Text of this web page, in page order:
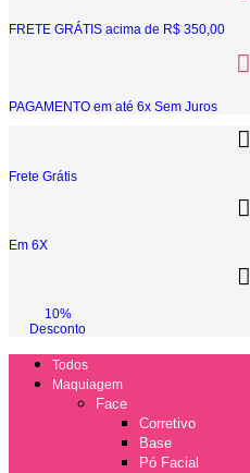
FRETE GRÁTIS acima de R$ 350,00
PAGAMENTO em até 6x Sem Juros
Frete Grátis
Em 6X
10%
Desconto
Todos
Maquiagem
Face
Corretivo
Base
Pó Facial